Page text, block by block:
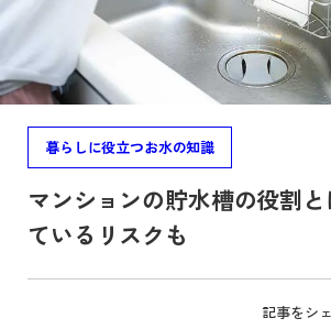
暮らしに役立つお水の知識
マンションの貯水槽の役割
ているリスクも
記事をシ